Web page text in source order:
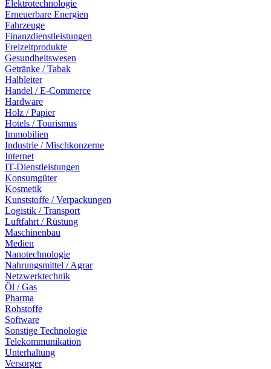
Elektrotechnologie
Erneuerbare Energien
Fahrzeuge
Finanzdienstleistungen
Freizeitprodukte
Gesundheitswesen
Getränke / Tabak
Halbleiter
Handel / E-Commerce
Hardware
Holz / Papier
Hotels / Tourismus
Immobilien
Industrie / Mischkonzerne
Internet
IT-Dienstleistungen
Konsumgüter
Kosmetik
Kunststoffe / Verpackungen
Logistik / Transport
Luftfahrt / Rüstung
Maschinenbau
Medien
Nanotechnologie
Nahrungsmittel / Agrar
Netzwerktechnik
Öl / Gas
Pharma
Rohstoffe
Software
Sonstige Technologie
Telekommunikation
Unterhaltung
Versorger